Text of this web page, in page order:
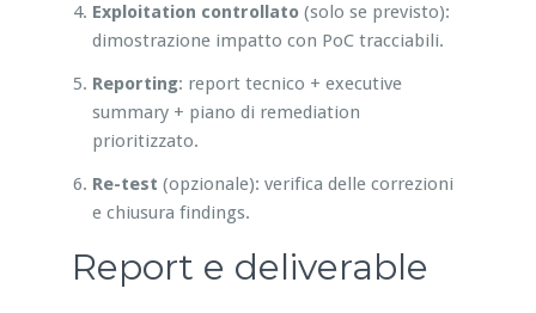
Exploitation controllato(solo se previsto):
dimostrazione impatto con PoC tracciabili.
Reporting: report tecnico + executive
summary + piano di remediation
prioritizzato.
Re-test (opzionale): verifica delle correzioni
e chiusura findings.
Report e deliverable